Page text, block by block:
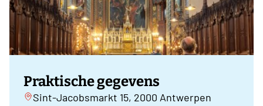
Praktische gegevens
Sint-Jacobsmarkt 15, 2000 Antwerpen